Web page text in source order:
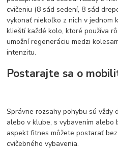
cvičeniu (8 sád sedení, 8 sád
vykonať niekoľko z nich v jednom
klieští každé kolo, ktoré používa
umožní regeneráciu medzi
intenzitu.
Postarajte sa o
Správne rozsahy pohybu sú vždy
alebo v klube, s vybavením
aspekt fitnes môžete postarať
cvičebného vybavenia.